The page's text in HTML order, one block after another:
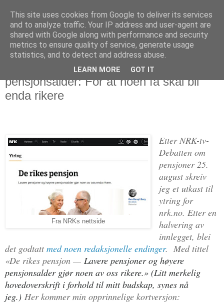
Politikus
tirsdag 6. september 2016
Lavere pensjoner og høyere
pensjonsalder: For at noen få skal bli
enda rikere
Fra NRKs nettside
Etter NRK-tv-
Debatten om
pensjoner 25.
august skreiv
jeg et utkast til
ytring for
nrk.no. Etter en
halvering av
innlegget, blei
det godtattmed noen redaksjonelle endinger. Med tittel
«De rikes pensjon — Lavere pensjoner og høyere
pensjonsalder gjør noen av oss rikere.» (Litt merkelig
hovedoverskrift i forhold til mitt budskap, synes nå
jeg.) Her kommer min opprinnelige kortversjon:
This site uses cookies from Google to deliver its services
and to analyze traffic. Your IP address and user-agent are
shared with Google along with performance and security
metrics to ensure quality of service, generate usage
statistics, and to detect and address abuse.
LEARN MORE GOT IT